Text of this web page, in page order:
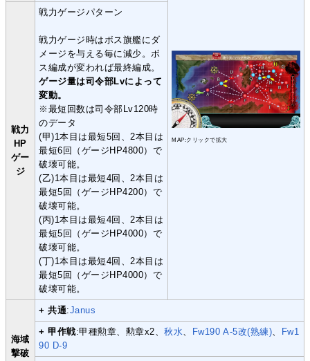
MAP:クリックで拡大
戦力
HP
ゲー
ジ
戦力ゲージパターン
戦力ゲージ時はボス旗艦にダ
メージを与える毎に減少。ボ
ス編成が変われば最終編成。
ゲージ量は司令部Lvによって
変動。
※最短回数は司令部Lv120時
のデータ
(甲)1本目は最短5回、2本目は
最短6回（ゲージHP4800）で
破壊可能。
(乙)1本目は最短4回、2本目は
最短5回（ゲージHP4200）で
破壊可能。
(丙)1本目は最短4回、2本目は
最短5回（ゲージHP4000）で
破壊可能。
(丁)1本目は最短4回、2本目は
最短5回（ゲージHP4000）で
破壊可能。
海域
撃破
+ 共通:Janus
+ 甲作戦:甲種勲章、勲章x2、秋水、 Fw190 A-5改(熟練)、
Fw1
90 D-9